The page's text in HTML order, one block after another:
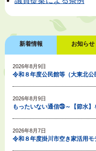
新着情報 お知らせ
2026年8月9日
令和８年度公民館等（大東北
2026年8月9日
もったいない通信㉘～【節水
2026年8月7日
令和８年度掛川市空き家活用